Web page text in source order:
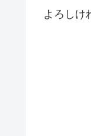
よろしけ